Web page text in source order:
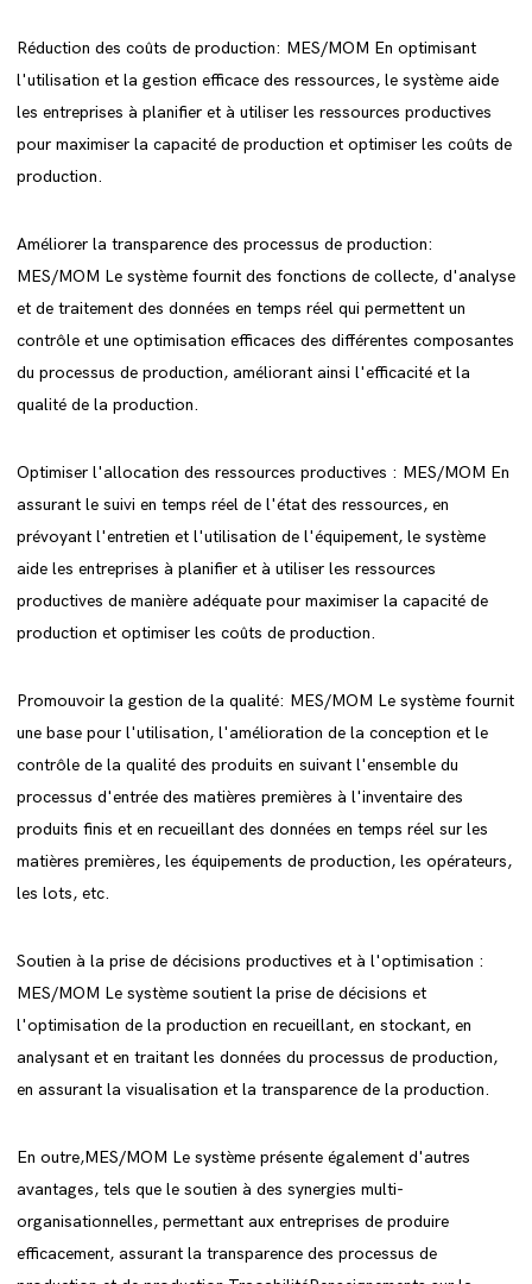
Réduction des coûts de production: MES/MOM En optimisant
l'utilisation et la gestion efficace des ressources, le système aide
les entreprises à planifier et à utiliser les ressources productives
pour maximiser la capacité de production et optimiser les coûts de
production.
Améliorer la transparence des processus de production:
MES/MOM Le système fournit des fonctions de collecte, d'analyse
et de traitement des données en temps réel qui permettent un
contrôle et une optimisation efficaces des différentes composantes
du processus de production, améliorant ainsi l'efficacité et la
qualité de la production.
Optimiser l'allocation des ressources productives : MES/MOM En
assurant le suivi en temps réel de l'état des ressources, en
prévoyant l'entretien et l'utilisation de l'équipement, le système
aide les entreprises à planifier et à utiliser les ressources
productives de manière adéquate pour maximiser la capacité de
production et optimiser les coûts de production.
Promouvoir la gestion de la qualité: MES/MOM Le système fournit
une base pour l'utilisation, l'amélioration de la conception et le
contrôle de la qualité des produits en suivant l'ensemble du
processus d'entrée des matières premières à l'inventaire des
produits finis et en recueillant des données en temps réel sur les
matières premières, les équipements de production, les opérateurs,
les lots, etc.
Soutien à la prise de décisions productives et à l'optimisation :
MES/MOM Le système soutient la prise de décisions et
l'optimisation de la production en recueillant, en stockant, en
analysant et en traitant les données du processus de production,
en assurant la visualisation et la transparence de la production.
En outre,MES/MOM Le système présente également d'autres
avantages, tels que le soutien à des synergies multi-
organisationnelles, permettant aux entreprises de produire
efficacement, assurant la transparence des processus de